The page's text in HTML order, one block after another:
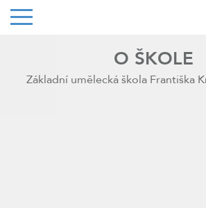
O ŠKOLE
Základní umělecká škola Františka